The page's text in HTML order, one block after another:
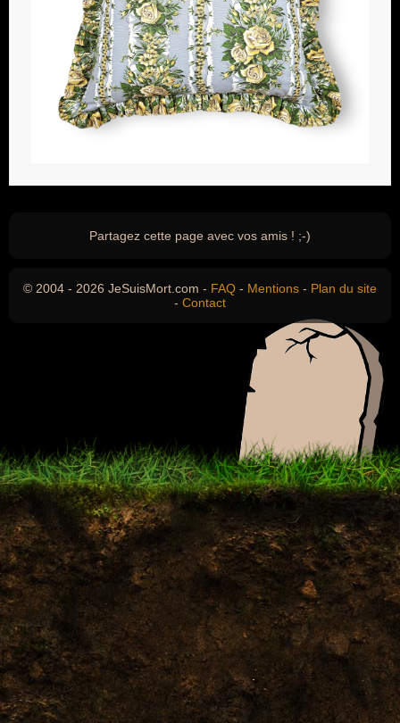
Partagez cette page avec vos amis ! ;-)
© 2004 - 2026 JeSuisMort.com - FAQ - Mentions - Plan du site
- Contact